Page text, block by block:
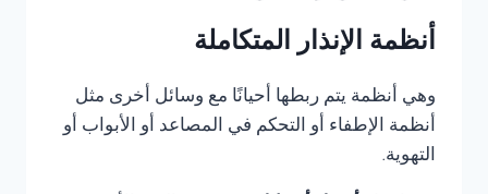
أنظمة الإنذار المتكاملة
وهي أنظمة يتم ربطها أحيانًا مع وسائل أخرى مثل
أنظمة الإطفاء أو التحكم في المصاعد أو الأبواب أو
التهوية.